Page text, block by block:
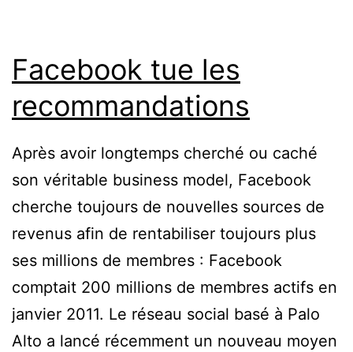
Facebook tue les
recommandations
Après avoir longtemps cherché ou caché
son véritable business model, Facebook
cherche toujours de nouvelles sources de
revenus afin de rentabiliser toujours plus
ses millions de membres : Facebook
comptait 200 millions de membres actifs en
janvier 2011. Le réseau social basé à Palo
Alto a lancé récemment un nouveau moyen